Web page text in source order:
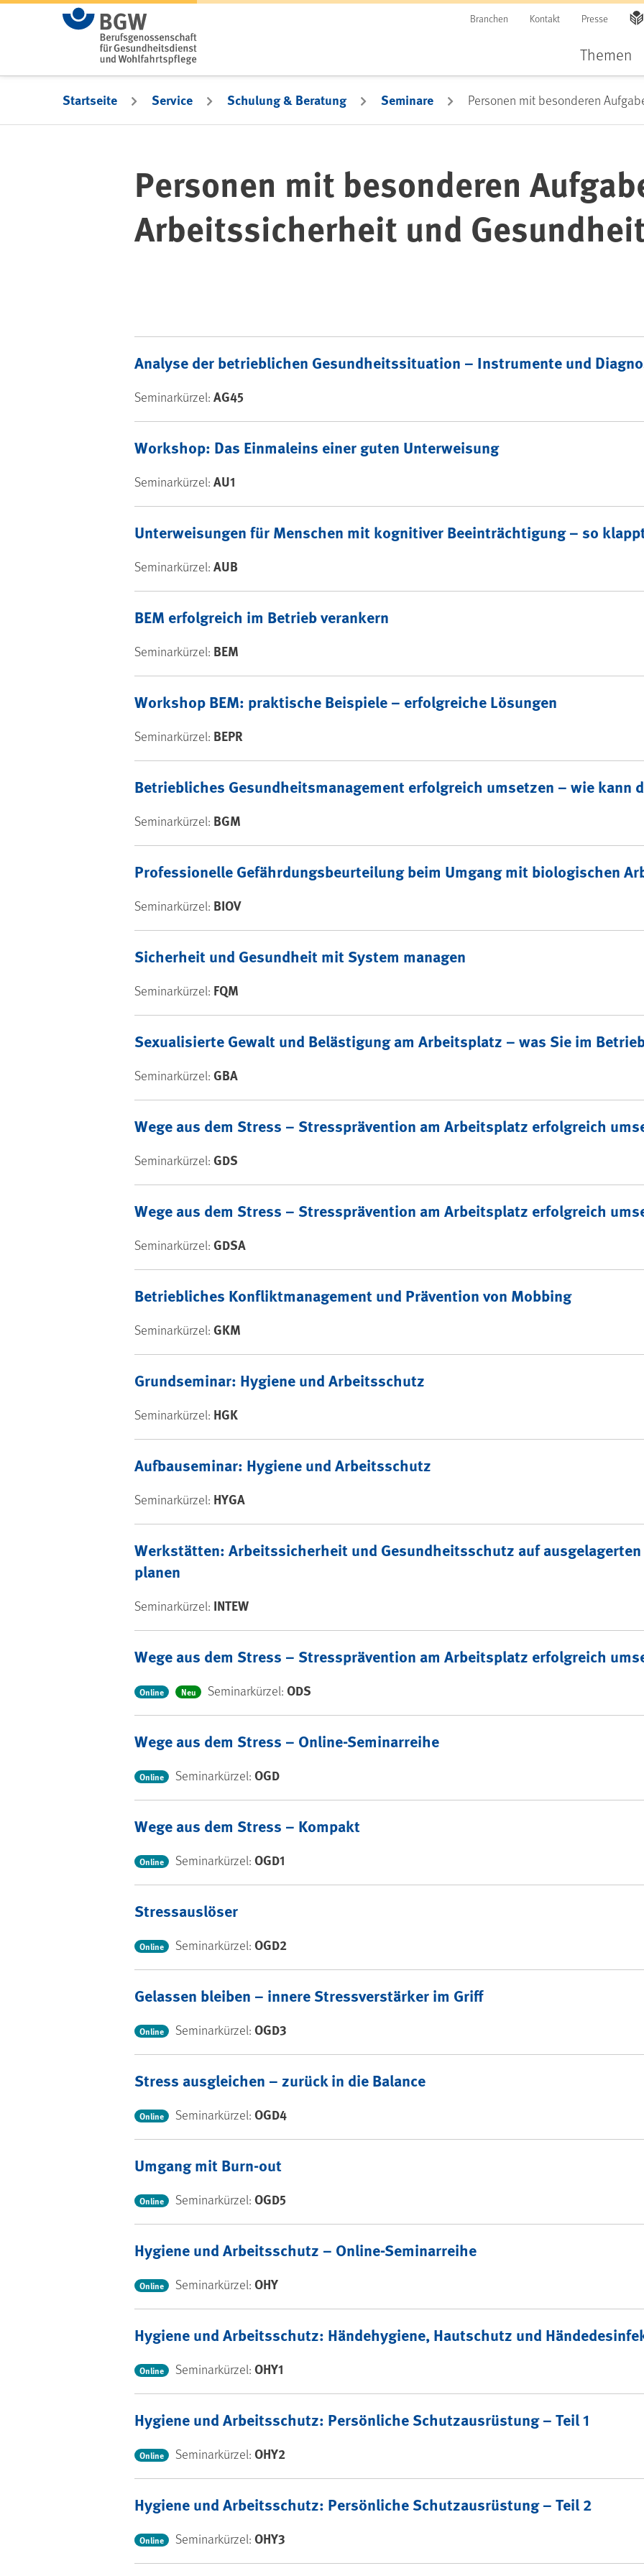
Zum Hauptinhalt springen Branchen Kontakt Presse
Themen
Startseite Service Schulung & Beratung Seminare Personen mit besonderen
Personen mit besonderen
Arbeitssicherheit und
Seminare: Personen mit besonderen
Analyse der betrieblichen Gesundheitssituation – Instrumente und
Seminarkürzel: AG45
Workshop: Das Ein­mal­eins einer guten Unterweisung
Seminarkürzel: AU1
Unterweisungen für Menschen mit kognitiver Beeinträchtigung – so
Seminarkürzel: AUB
BEM erfolgreich im Betrieb verankern
Seminarkürzel: BEM
Workshop BEM: praktische Beispiele – erfolgreiche Lösungen
Seminarkürzel: BEPR
Betriebliches Gesundheitsmanagement erfolgreich umsetzen – wie kann
Seminarkürzel: BGM
Professionelle Gefährdungsbeurteilung beim Umgang mit biologischen
Seminarkürzel: BIOV
Sicherheit und Gesundheit mit System managen
Seminarkürzel: FQM
Sexualisierte Gewalt und Belästigung am Arbeitsplatz – was Sie im
Seminarkürzel: GBA
Wege aus dem Stress – Stressprävention am Arbeitsplatz erfolgreich
Seminarkürzel: GDS
Wege aus dem Stress – Stressprävention am Arbeitsplatz erfolgreich
Seminarkürzel: GDSA
Betriebliches Konfliktmanagement und Prävention von Mobbing
Seminarkürzel: GKM
Grundseminar: Hygiene und Arbeitsschutz
Seminarkürzel: HGK
Aufbauseminar: Hygiene und Arbeitsschutz
Seminarkürzel: HYGA
Werkstätten: Arbeitssicherheit und Gesundheitsschutz auf
planen
Seminarkürzel: INTEW
Wege aus dem Stress – Stressprävention am Arbeitsplatz erfolgreich
Online Neu Seminarkürzel: ODS
Wege aus dem Stress – Online-Seminarreihe
Online Seminarkürzel:OGD
Wege aus dem Stress – Kompakt
Online Seminarkürzel:OGD1
Stressauslöser
Online Seminarkürzel:OGD2
Gelassen bleiben – innere Stressverstärker im Griff
Online Seminarkürzel:OGD3
Stress ausgleichen – zurück in die Balance
Online Seminarkürzel:OGD4
Umgang mit Burn-out
Online Seminarkürzel:OGD5
Hygiene und Arbeitsschutz – Online-Seminarreihe
Online Seminarkürzel:OHY
Hygiene und Arbeitsschutz: Händehygiene, Hautschutz und
Online Seminarkürzel:OHY1
Hygiene und Arbeitsschutz: Persönliche Schutzausrüstung – Teil 1
Online Seminarkürzel:OHY2
Hygiene und Arbeitsschutz: Persönliche Schutzausrüstung – Teil 2
Online Seminarkürzel:OHY3